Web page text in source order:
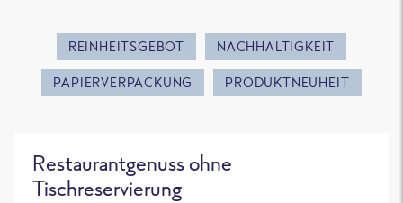
REINHEITSGEBOT NACHHALTIGKEIT
PAPIERVERPACKUNG PRODUKTNEUHEIT
Restaurantgenuss ohne
Tischreservierung